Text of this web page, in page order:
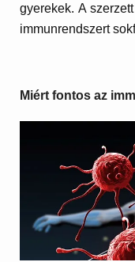
gyerekek. A
immunrendszert
Miért fontos az